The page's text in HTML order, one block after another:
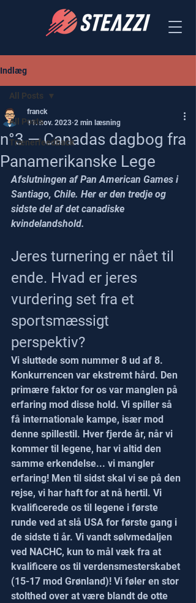
Indlæg
All Posts
Trænerfeedback
All Posts
n°3 — Canadas dagbog fra
Panamerikanske Lege
franck
11. nov. 2023 2 min læsning
Afslutningen af Pan American Games i
Santiago, Chile. Her er den tredje og
sidste del af det canadiske
kvindelandshold.
Jeres turnering er nået til
ende. Hvad er jeres
vurdering set fra et
sportsmæssigt
perspektiv?
Vi sluttede som nummer 8 ud af 8.
Konkurrencen var ekstremt hård. Den
primære faktor for os var manglen på
erfaring mod disse hold. Vi spiller så
få internationale kampe, især mod
denne spillestil. Hver fjerde år, når vi
kommer til legene, har vi altid den
samme erkendelse... vi mangler
erfaring! Men til sidst skal vi se på den
rejse, vi har haft for at nå hertil. Vi
kvalificerede os til legene i første
runde ved at slå USA for første gang i
de sidste ti år. Vi vandt sølvmedaljen
ved NACHC, kun to mål væk fra at
kvalificere os til verdensmesterskabet
(15-17 mod Grønland)! Vi føler en stor
stolthed over at være blandt de otte